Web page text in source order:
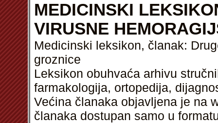
MEDICINSKI
VIRUSNE
Medicinski leksikon, članak:
groznice
Leksikon obuhvaća arhivu
farmakologija, ortopedija,
Većina članaka objavljena je na
članaka dostupan samo u